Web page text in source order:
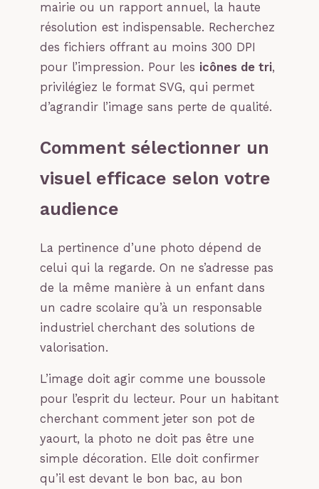
mairie ou un rapport annuel, la haute
résolution est indispensable. Recherchez
des fichiers offrant au moins 300 DPI
pour l’impression. Pour les icônes de tri,
privilégiez le format SVG, qui permet
d’agrandir l’image sans perte de qualité.
Comment sélectionner un
visuel efficace selon votre
audience
La pertinence d’une photo dépend de
celui qui la regarde. On ne s’adresse pas
de la même manière à un enfant dans
un cadre scolaire qu’à un responsable
industriel cherchant des solutions de
valorisation.
L’image doit agir comme une boussole
pour l’esprit du lecteur. Pour un habitant
cherchant comment jeter son pot de
yaourt, la photo ne doit pas être une
simple décoration. Elle doit confirmer
qu’il est devant le bon bac, au bon